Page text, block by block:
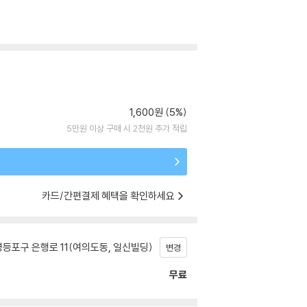
1,600원 (5%)
5만원 이상 구매 시 2천원 추가 적립
카드/간편결제 혜택을 확인하세요
포구 은행로 11(여의도동, 일신빌딩) 변경
무료